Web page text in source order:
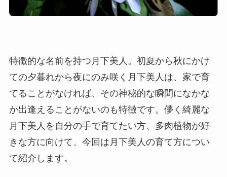
特徴的な名前を持つ月下美人。初夏から秋にかけ
ての夕暮れから夜にのみ咲く月下美人は、家で育
てることがなければ、その神秘的な瞬間になかな
か出逢えることがないのも特徴です。儚く綺麗な
月下美人を自分の手で育てたい方、多肉植物が好
きな方に向けて、今回は月下美人の育て方につい
て紹介します。